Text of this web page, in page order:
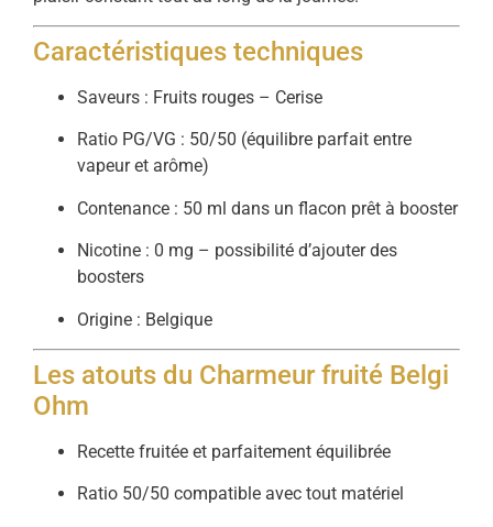
Caractéristiques techniques
Saveurs : Fruits rouges – Cerise
Ratio PG/VG : 50/50 (équilibre parfait entre
vapeur et arôme)
Contenance : 50 ml dans un flacon prêt à booster
Nicotine : 0 mg – possibilité d’ajouter des
boosters
Origine : Belgique
Les atouts du Charmeur fruité Belgi
Ohm
Recette fruitée et parfaitement équilibrée
Ratio 50/50 compatible avec tout matériel